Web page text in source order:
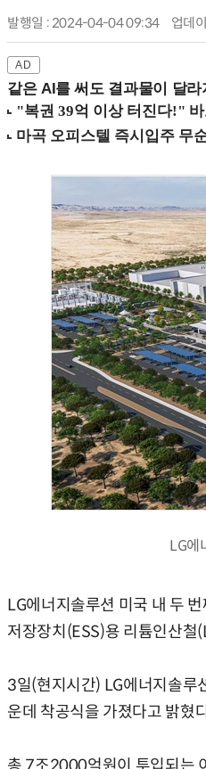
발행일 : 2024-04-04 09:34 업데
같은 AI를 써도 결과물이 달
LG에
LG에너지솔루션 미국 내 두
저장장치(ESS)용 리튬인산철
3일(현지시간) LG에너지솔루
운데 착공식을 가졌다고 밝혔